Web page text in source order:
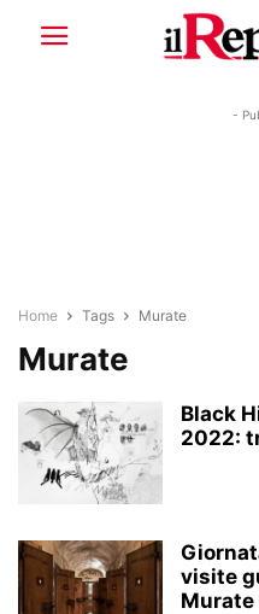
-
Home Tags Murate
Murate
Black
2022:
visite
Murate